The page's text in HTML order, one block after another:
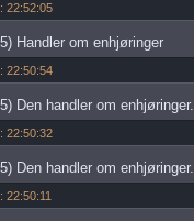
22:52:05
Handler om enhjøringer
22:50:54
Den handler om
22:50:32
Den handler om
22:50:11